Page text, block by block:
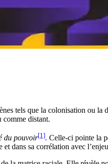
tels que la colonisation ou
comme distant.
du pouvoir[1]. Celle-ci pointe la
dans sa corrélation avec